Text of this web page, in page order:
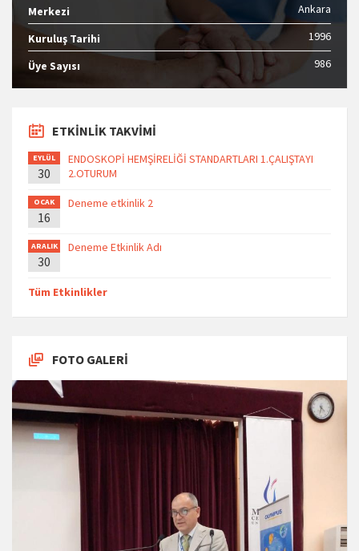
Merkezi Ankara
Kuruluş Tarihi 1996
Üye Sayısı 986
ETKİNLİK TAKVİMİ
EYLÜL
30
ENDOSKOPİ HEMŞİRELİĞİ STANDARTLARI 1.ÇALIŞTAYI
2.OTURUM
OCAK
16
Deneme etkinlik 2
ARALIK
30
Deneme Etkinlik Adı
Tüm Etkinlikler
FOTO GALERİ